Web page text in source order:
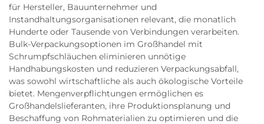
für Hersteller, Bauunternehmer und
Instandhaltungsorganisationen relevant, die monatlich
Hunderte oder Tausende von Verbindungen verarbeiten.
Bulk-Verpackungsoptionen im Großhandel mit
Schrumpfschläuchen eliminieren unnötige
Handhabungskosten und reduzieren Verpackungsabfall,
was sowohl wirtschaftliche als auch ökologische Vorteile
bietet. Mengenverpflichtungen ermöglichen es
Großhandelslieferanten, ihre Produktionsplanung und
Beschaffung von Rohmaterialien zu optimieren und die